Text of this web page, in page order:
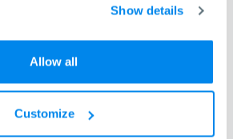
Show details
Allow all
Customize
a tomar la decisión correcta
de consulta gratuita